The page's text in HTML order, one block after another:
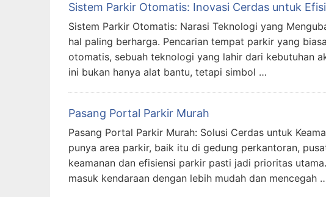
Sistem Parkir Otomatis: Inovasi Cerdas untuk
Sistem Parkir Otomatis: Narasi Teknologi yang
hal paling berharga. Pencarian tempat parkir yang
otomatis, sebuah teknologi yang lahir dari kebutuhan
ini bukan hanya alat bantu, tetapi simbol …
Pasang Portal Parkir Murah
Pasang Portal Parkir Murah: Solusi Cerdas untuk
punya area parkir, baik itu di gedung perkantoran,
keamanan dan efisiensi parkir pasti jadi prioritas
masuk kendaraan dengan lebih mudah dan mencegah